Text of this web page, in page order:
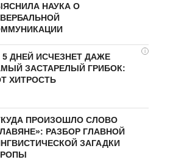
НАУКА О
i
5 ДНЕЙ ИСЧЕЗНЕТ ДАЖЕ
ЗАСТАРЕЛЫЙ ГРИБОК:
ХИТРОСТЬ
ПРОИЗОШЛО СЛОВО
РАЗБОР ГЛАВНОЙ
ЗАГАДКИ